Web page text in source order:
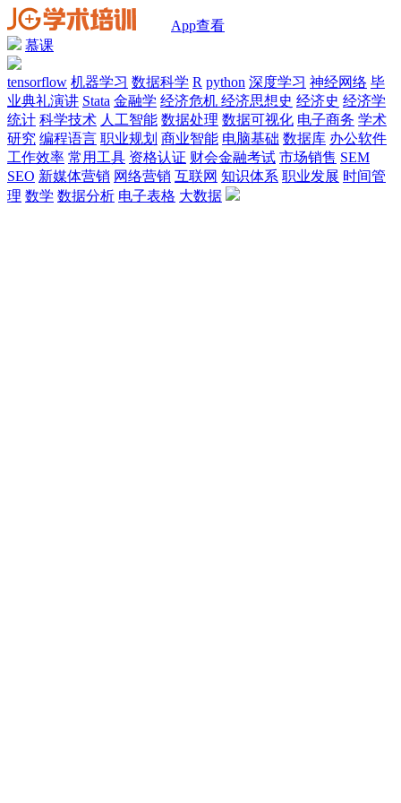
App查看
慕课
tensorflow 机器学习 数据科学 R python 深度学习 神经网络 毕
业典礼演讲 Stata 金融学 经济危机 经济思想史 经济史 经济学
统计 科学技术 人工智能 数据处理 数据可视化 电子商务 学术
研究 编程语言 职业规划 商业智能 电脑基础 数据库 办公软件
工作效率 常用工具 资格认证 财会金融考试 市场销售 SEM
SEO 新媒体营销 网络营销 互联网 知识体系 职业发展 时间管
理 数学 数据分析 电子表格 大数据